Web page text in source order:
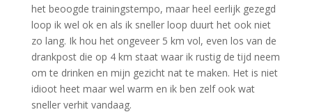
het beoogde trainingstempo, maar heel eerlijk gezegd
loop ik wel ok en als ik sneller loop duurt het ook niet
zo lang. Ik hou het ongeveer 5 km vol, even los van de
drankpost die op 4 km staat waar ik rustig de tijd neem
om te drinken en mijn gezicht nat te maken. Het is niet
idioot heet maar wel warm en ik ben zelf ook wat
sneller verhit vandaag.